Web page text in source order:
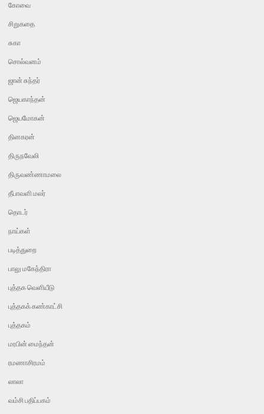
கோவை
சிறுகதை
சுகா
சொல்வனம்
ஜான் சுந்தர்
ஜெயகாந்தன்
ஜெயமோகன்
தினகரன்
திருநவேலி
திருவண்ணாமலை
தீபாவளி மலர்
தொடர்
நாய்கள்
படித்துறை
பாலு மகேந்திரா
புத்தக வெளியீடு
புத்தகக் கண்காட்சி
புத்தகம்
மரபின் மைந்தன்
ரமணாசிரமம்
லாலா
வம்சி பதிப்பகம்